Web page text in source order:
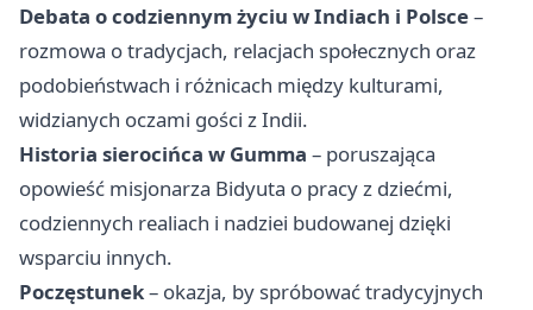
Debata o codziennym życiu w Indiach i Polsce–
rozmowa o tradycjach, relacjach społecznych oraz
podobieństwach i różnicach między kulturami,
widzianych oczami gości z Indii.
Historia sierocińca w Gumma – poruszająca
opowieść misjonarza Bidyuta o pracy z dziećmi,
codziennych realiach i nadziei budowanej dzięki
wsparciu innych.
Poczęstunek– okazja, by spróbować tradycyjnych